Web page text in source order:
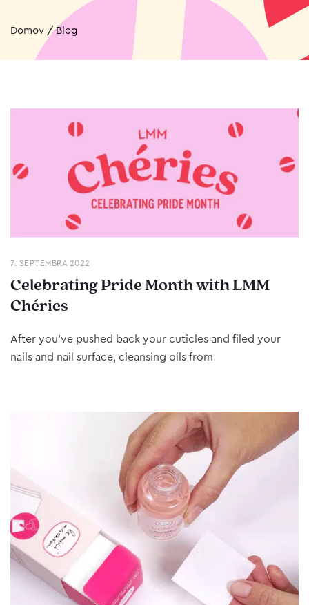
Domov /Blog
7. SEPTEMBRA 2022
Celebrating Pride Month with LMM
Chéries
After you’ve pushed back your cuticles and filed your
nails and nail surface, cleansing oils from